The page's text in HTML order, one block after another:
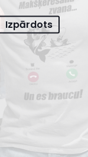
Izpārdots